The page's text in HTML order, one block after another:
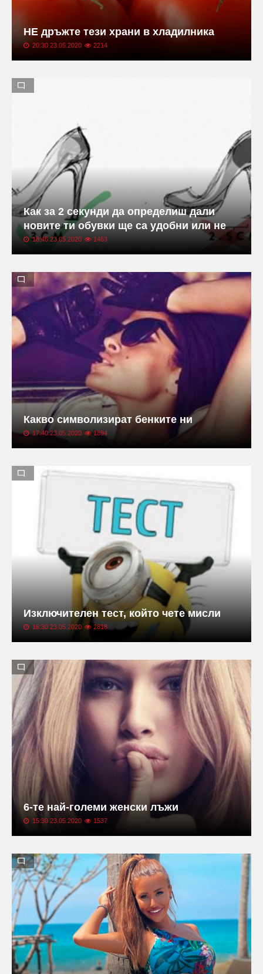
НЕ дръжте тези храни в хладилника
20:30 23.05.2020 2214
Как за 2 секунди да определиш дали
новите ти обувки ще са удобни или не
18:46 23.05.2020 1463
Какво символизират бенките ни
17:40 23.05.2020 1894
Изключителен тест, който чете мисли
16:30 23.05.2020 2818
6-те най-големи женски лъжи
15:30 23.05.2020 1537